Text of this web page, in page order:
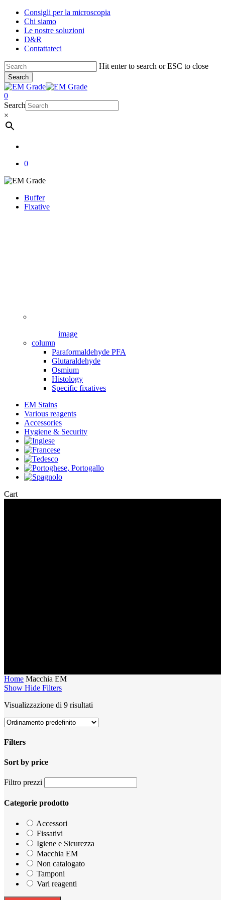
Skip
main
content
Consigli per la microscopia
Chi siamo
Le nostre soluzioni
D&R
Contattateci
Hit enter to search or ESC to close
Search
Close
Search
account
0
Menu
Search
×
0
Buffer
Fixative
image
column
Paraformaldehyde PFA
Glutaraldehyde
Osmium
Histology
Specific fixatives
EM Stains
Various reagents
Accessories
Hygiene & Security
CartClose
Home Macchia EM
Show Hide Filters
Visualizzazione di 9 risultati
Filters
Close
Sort by price
Filtro prezzi
Categorie prodotto
Accessori
Fissativi
Igiene e Sicurezza
Macchia EM
Non catalogato
Tamponi
Vari reagenti